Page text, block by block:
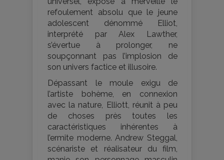
refoulement absolu que le jeune
adolescent dénommé Elliot,
interprété par Alex Lawther,
s’évertue à prolonger, ne
soupçonnant pas l’implosion de
son univers factice et illusoire.
Dépassant le moule exigu de
l’artiste bohème, en connexion
avec la nature, Elliott, réunit à peu
de choses près toutes les
caractéristiques inhérentes à
l’ermite moderne. Andrew Steggal,
scénariste et réalisateur du film,